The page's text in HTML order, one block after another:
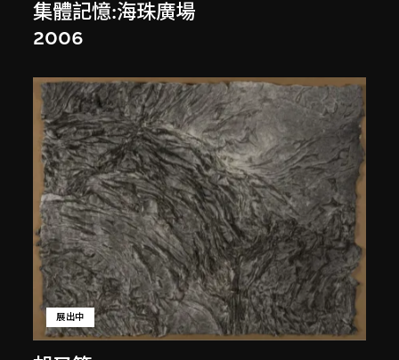
集體記憶:海珠廣場
2006
展出中